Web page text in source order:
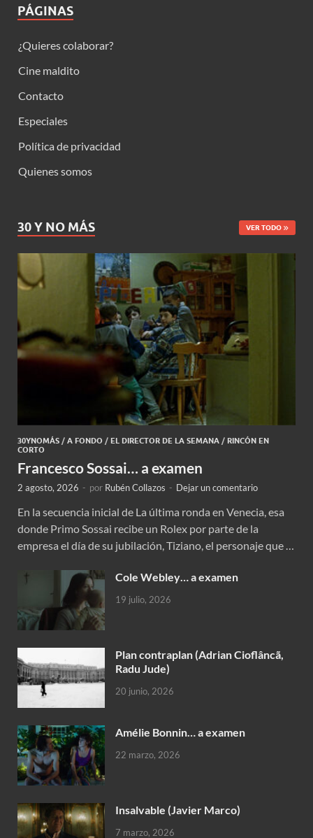
PÁGINAS
¿Quieres colaborar?
Cine maldito
Contacto
Especiales
Política de privacidad
Quienes somos
30 Y NO MÁS VER TODO
30YNOMÁS / A FONDO / EL DIRECTOR DE LA SEMANA / RINCÓN EN
CORTO
Francesco Sossai… a examen
2 agosto, 2026 - por Rubén Collazos - Dejar un comentario
En la secuencia inicial de La última ronda en Venecia, esa
donde Primo Sossai recibe un Rolex por parte de la
empresa el día de su jubilación, Tiziano, el personaje que …
Cole Webley… a examen
19 julio, 2026
Plan contraplan (Adrian Cioflâncã,
Radu Jude)
20 junio, 2026
Amélie Bonnin… a examen
22 marzo, 2026
Insalvable (Javier Marco)
7 marzo, 2026